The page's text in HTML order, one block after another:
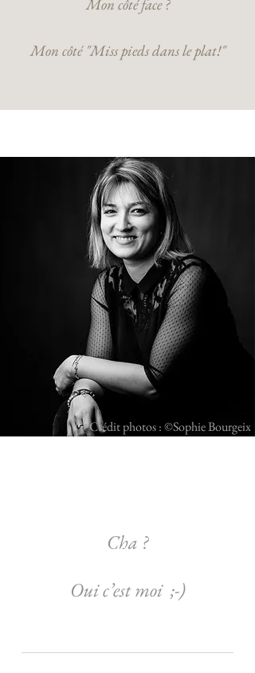
Mon côté face ?
Mon côté "Miss pieds dans le plat!"
Crédit photos : ©Sophie Bourgeix
Cha ?
Oui c’est moi ;-)